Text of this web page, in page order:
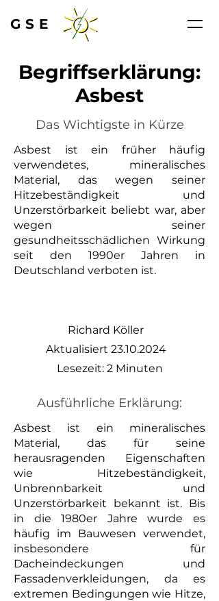
GSE
Begriffserklärung:
Asbest
Das Wichtigste in Kürze
Asbest ist ein früher häufig
verwendetes, mineralisches
Material, das wegen seiner
Hitzebeständigkeit und
Unzerstörbarkeit beliebt war, aber
wegen seiner
gesundheitsschädlichen Wirkung
seit den 1990er Jahren in
Deutschland verboten ist.
Richard Köller
Aktualisiert 23.10.2024
Lesezeit: 2 Minuten
Ausführliche Erklärung:
Asbest ist ein mineralisches
Material, das für seine
herausragenden Eigenschaften
wie Hitzebeständigkeit,
Unbrennbarkeit und
Unzerstörbarkeit bekannt ist. Bis
in die 1980er Jahre wurde es
häufig im Bauwesen verwendet,
insbesondere für
Dacheindeckungen und
Fassadenverkleidungen, da es
extremen Bedingungen wie Hitze,